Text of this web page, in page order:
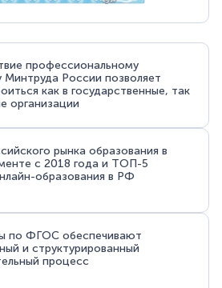
профессиональному
Минтруда России позволяет
как в государственные, так
организации
рынка образования в
с 2018 года и ТОП-5
образования в РФ
по ФГОС обеспечивают
и структурированный
процесс